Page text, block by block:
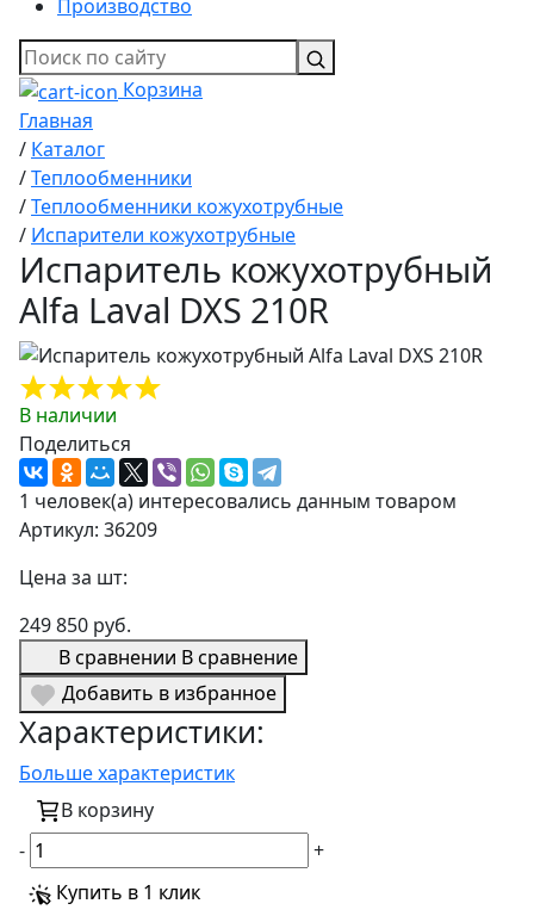
Производство
Корзина
Главная
/ Каталог
/Теплообменники
/Теплообменники кожухотрубные
/ Испарители кожухотрубные
Испаритель кожухотрубный
Alfa Laval DXS 210R
В наличии
Поделиться
1 человек(а) интересовались данным товаром
Артикул: 36209
Цена за шт:
249 850 руб.
В сравнении В сравнение
Добавить в избранное
Характеристики:
Больше характеристик
В корзину
-
+
Купить в 1 клик